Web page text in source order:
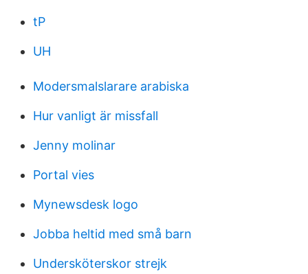
tP
UH
Modersmalslarare arabiska
Hur vanligt är missfall
Jenny molinar
Portal vies
Mynewsdesk logo
Jobba heltid med små barn
Undersköterskor strejk